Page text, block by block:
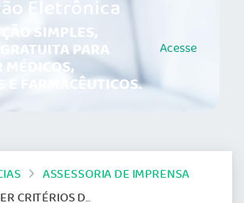
Eletrônica
SIMPLES,
PARA
MÉDICOS,
E FARMACÊUTICOS.
Acesse
ASSESSORIA DE IMPRENSA
DE DESEMPENHO DE SUAS EQUIPES MÉDICAS